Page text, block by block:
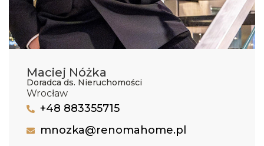
Maciej Nóżka
Doradca ds. Nieruchomości
Wrocław
+48 883355715
mnozka@renomahome.pl